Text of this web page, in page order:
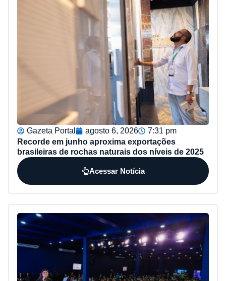
Gazeta Portal agosto 6, 2026
7:31 pm
Recorde em junho aproxima exportações
brasileiras de rochas naturais dos níveis de 2025
Acessar Notícia